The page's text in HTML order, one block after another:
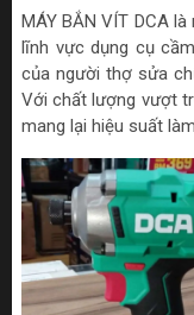
MÁY BẮN VÍT DCA
lĩnh vực dụng cụ
của người thợ sửa
Với chất lượng vượt
mang lại hiệu suất